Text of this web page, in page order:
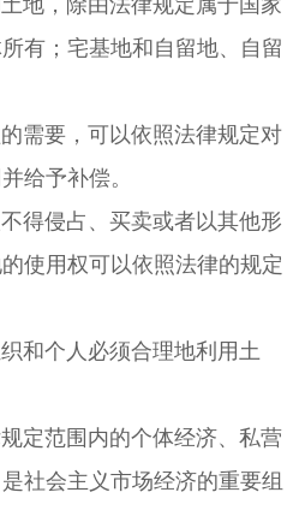
有；宅基地和自留地、自留
要，可以依照法律规定对
给予补偿。
侵占、买卖或者以其他形
使用权可以依照法律的规定
个人必须合理地利用土
定范围内的个体经济、私营
社会主义市场经济的重要组